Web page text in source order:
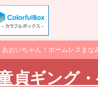
おいちゃん！ホームレスまな
貞ギング